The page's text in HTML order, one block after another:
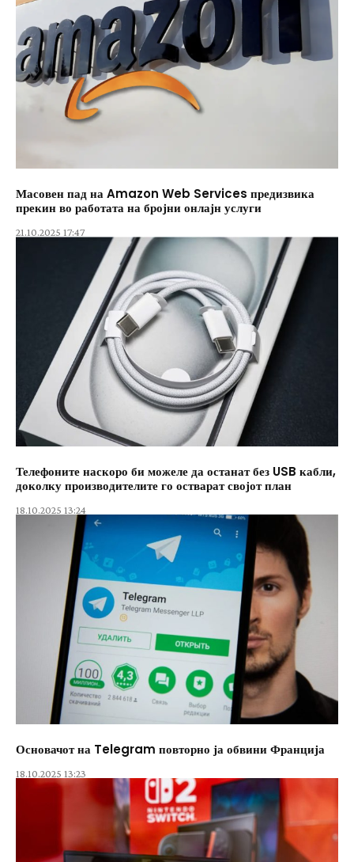
Масовен пад на Amazon Web Services предизвика
прекин во работата на бројни онлајн услуги
21.10.2025 17:47
Телефоните наскоро би можеле да останат без USB кабли,
доколку производителите го остварат својот план
18.10.2025 13:24
Основачот на Telegram повторно ја обвини Франција
18.10.2025 13:23